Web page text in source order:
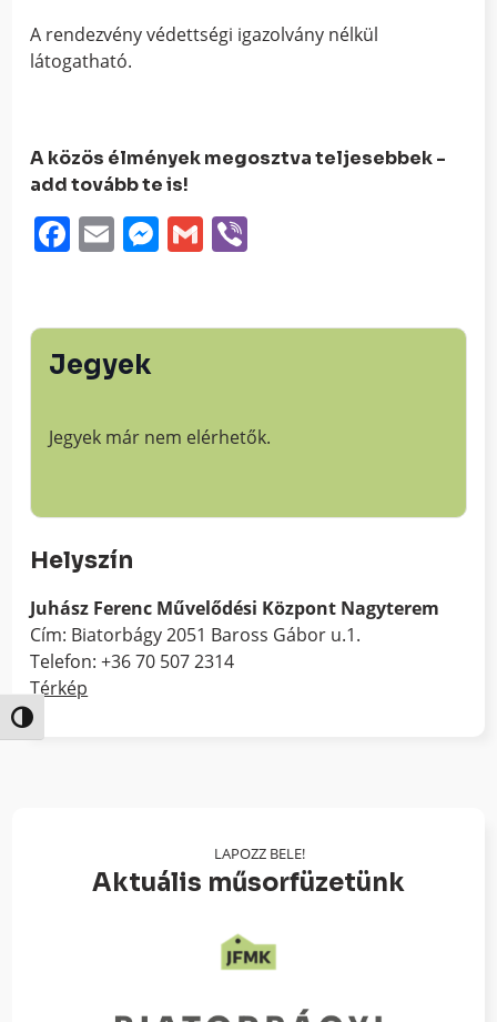
Nagy kontraszt váltása
A rendezvény védettségi igazolvány nélkül
látogatható.
A közös élmények megosztva teljesebbek -
add tovább te is!
Facebook
EmailMessenger
Gmail
Jegyek
Jegyek már nem elérhetők.
Helyszín
Juhász Ferenc Művelődési Központ Nagyterem
Cím: Biatorbágy 2051 Baross Gábor u.1.
Telefon: +36 70 507 2314
Térkép
LAPOZZ BELE!
Aktuális műsorfüzetünk